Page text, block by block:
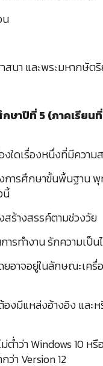
น
สนา และพระมหากษัต
ปีที่ 5 (ภาคเรียนที่
งใดเรื่องหนึ่งที่มีควา
ารศึกษาขั้นพื้นฐาน พุ
นี้
สร้างสรรค์ตามช่วงวัย
ทำงาน รักความเป็น
อาจอยู่ในลักษณะเครื่
มีแหล่งอ้างอิง และห
ว่า Windows 10 หรื
า Version 12